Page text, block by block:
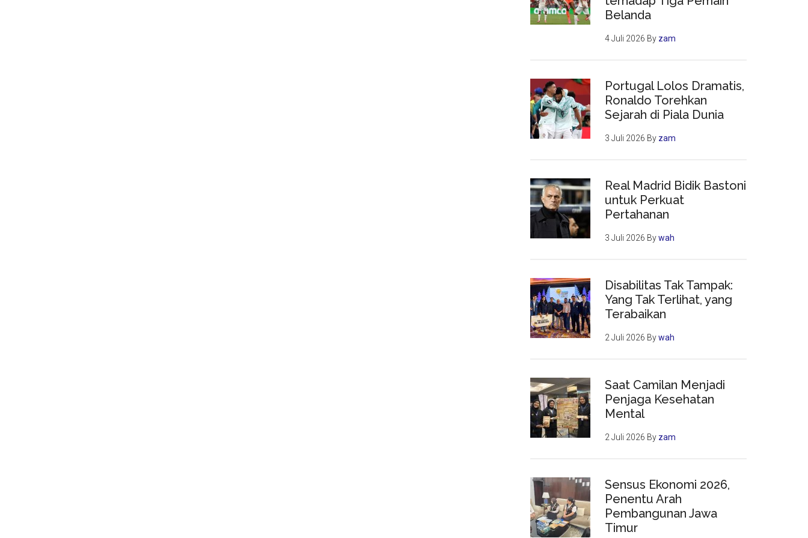
Belanda
4 Juli 2026 By zam
Portugal Lolos Dramatis,
Ronaldo Torehkan
Sejarah di Piala Dunia
3 Juli 2026 By zam
Real Madrid Bidik Bastoni
untuk Perkuat
Pertahanan
3 Juli 2026 Bywah
Disabilitas Tak Tampak:
Yang Tak Terlihat, yang
Terabaikan
2 Juli 2026 Bywah
Saat Camilan Menjadi
Penjaga Kesehatan
Mental
2 Juli 2026 By zam
Sensus Ekonomi 2026,
Penentu Arah
Pembangunan Jawa
Timur